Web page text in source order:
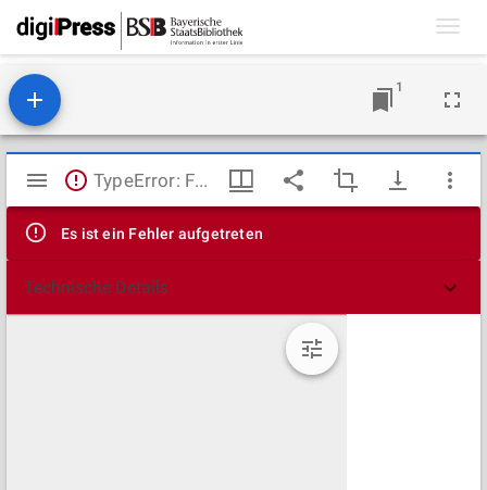
1
Mirador
Viewer
TypeError: Failed to fetch
Es ist ein Fehler aufgetreten
Technische Details